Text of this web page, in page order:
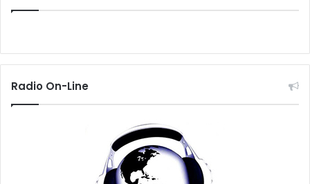
Radio On-Line